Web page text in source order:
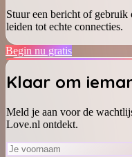
Stuur een bericht of gebruik
leiden tot echte connecties.
Begin nu gratis
Klaar om
Meld je aan voor de
Love.nl ontdekt.